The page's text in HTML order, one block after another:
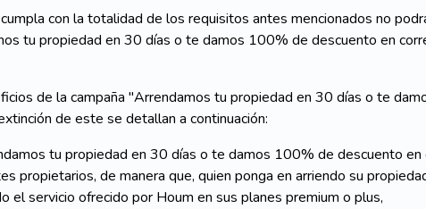
con la totalidad de los requisitos antes mencionados no
tu propiedad en 30 días o te damos 100% de descuento en
de la campaña "Arrendamos tu propiedad en 30 días o te
de este se detallan a continuación:
tu propiedad en 30 días o te damos 100% de descuento en
propietarios, de manera que, quien ponga en arriendo su
el servicio ofrecido por Houm en sus planes premium o plus,